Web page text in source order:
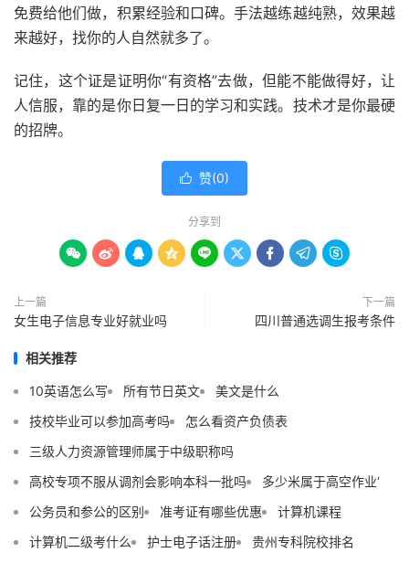
免费给他们做，积累经验和口碑。手法越练越纯熟，效果越
来越好，找你的人自然就多了。
记住，这个证是证明你“有资格”去做，但能不能做得好，让
人信服，靠的是你日复一日的学习和实践。技术才是你最硬
的招牌。
 赞(0)
分享到
        
上一篇
女生电子信息专业好就业吗
下一篇
四川普通选调生报考条件
相关推荐
10英语怎么写 所有节日英文
美文是什么
技校毕业可以参加高考吗
怎么看资产负债表
三级人力资源管理师属于中级职称吗
高校专项不服从调剂会影响本科一批吗
多少米属于高空作业‘
公务员和参公的区别
准考证有哪些优惠
计算机课程
计算机二级考什么
护士电子话注册
贵州专科院校排名